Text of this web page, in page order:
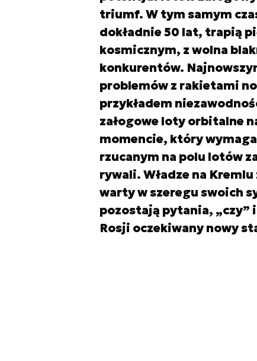
triumf. W tym samym
dokładnie 50 lat, trapią
kosmicznym, z wolna
konkurentów.
problemów z rakietami
przykładem
załogowe loty orbitalne
momencie, który
rzucanym na polu lotów
rywali. Władze na
warty w szeregu swoich
pozostają pytania, „czy”
Rosji oczekiwany nowy